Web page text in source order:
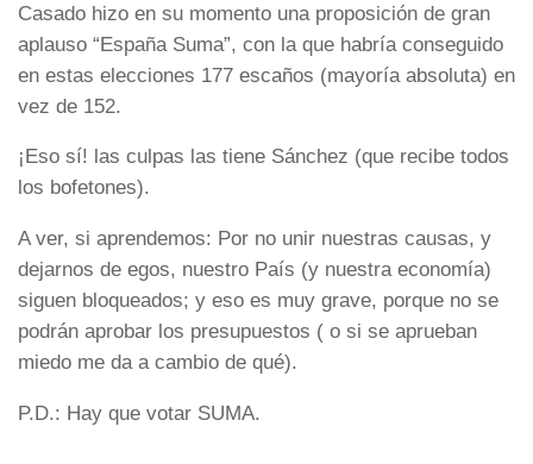
Casado hizo en su momento una proposición de gran
aplauso “España Suma”, con la que habría conseguido
en estas elecciones 177 escaños (mayoría absoluta) en
vez de 152.
¡Eso sí! las culpas las tiene Sánchez (que recibe todos
los bofetones).
A ver, si aprendemos: Por no unir nuestras causas, y
dejarnos de egos, nuestro País (y nuestra economía)
siguen bloqueados; y eso es muy grave, porque no se
podrán aprobar los presupuestos ( o si se aprueban
miedo me da a cambio de qué).
P.D.: Hay que votar SUMA.